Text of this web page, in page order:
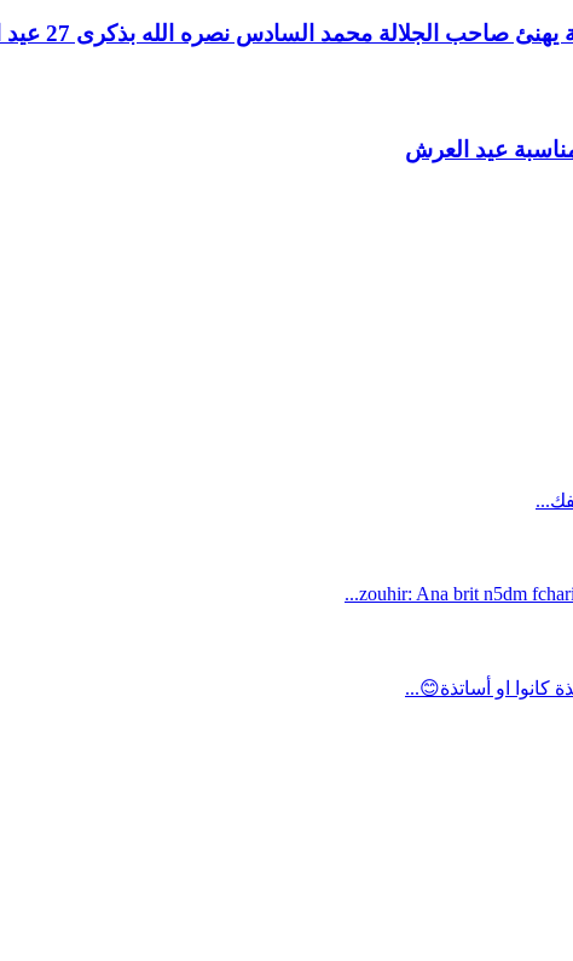
الجلالة محمد السادس نصره الله بذكرى 27 عيد العرش المجيد
عيد العرش
zouhir: Ana brit n5dm
كانوا او أساتذة😊...